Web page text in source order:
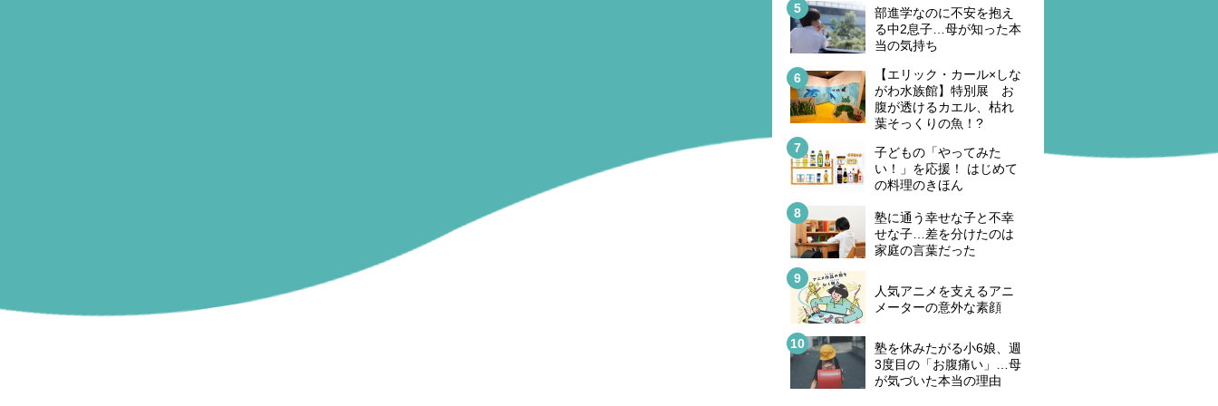
部進学なのに不安を抱え
る中2息子…母が知った本
当の気持ち
【エリック・カール×しな
がわ水族館】特別展 お
腹が透けるカエル、枯れ
葉そっくりの魚！?
子どもの「やってみた
い！」を応援！ はじめて
の料理のきほん
塾に通う幸せな子と不幸
せな子…差を分けたのは
家庭の言葉だった
人気アニメを支えるアニ
メーターの意外な素顔
塾を休みたがる小6娘、週
3度目の「お腹痛い」…母
が気づいた本当の理由